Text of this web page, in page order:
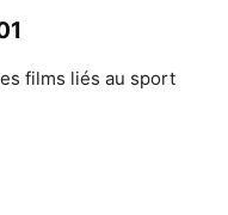
films liés au sport